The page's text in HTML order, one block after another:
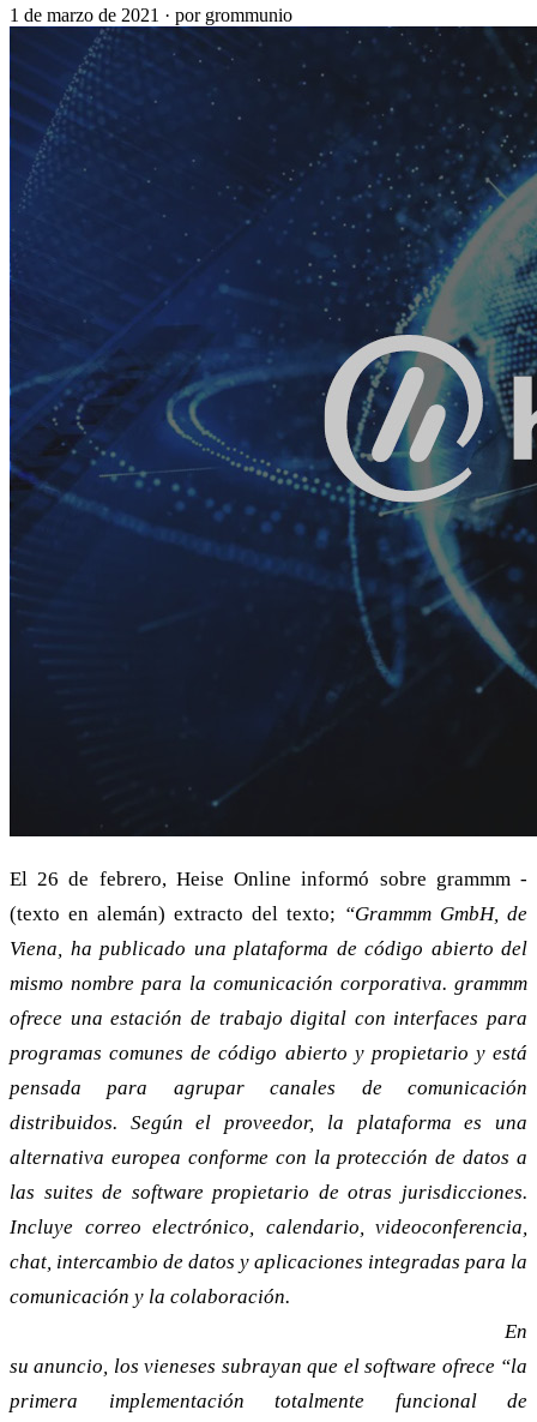
1 de marzo de 2021 · por grommunio
El 26 de febrero, Heise Online informó sobre grammm -
(texto en alemán) extracto del texto; “Grammm GmbH, de
Viena, ha publicado una plataforma de código abierto del
mismo nombre para la comunicación corporativa. grammm
ofrece una estación de trabajo digital con interfaces para
programas comunes de código abierto y propietario y está
pensada para agrupar canales de comunicación
distribuidos. Según el proveedor, la plataforma es una
alternativa europea conforme con la protección de datos a
las suites de software propietario de otras jurisdicciones.
Incluye correo electrónico, calendario, videoconferencia,
chat, intercambio de datos y aplicaciones integradas para la
comunicación y la colaboración.
En
su anuncio, los vieneses subrayan que el software ofrece “la
primera implementación totalmente funcional de